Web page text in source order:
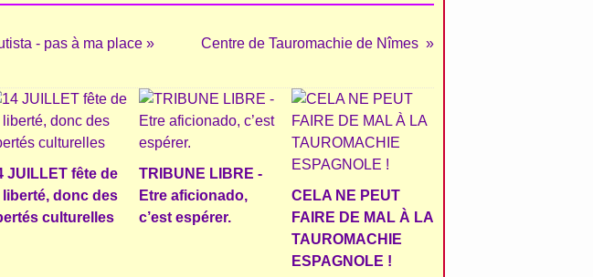
- pas à ma place » Centre de Tauromachie de Nîmes
JUILLET fête de
liberté, donc des
culturelles
TRIBUNE LIBRE -
Etre aficionado,
c’est espérer.
CELA NE PEUT
FAIRE DE MAL À LA
TAUROMACHIE
ESPAGNOLE !